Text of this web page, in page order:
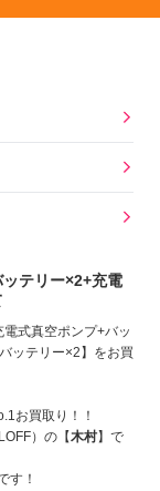
テリー×2+充電
式真空ポンプ+バッ
ッテリー×2 】をお買
買取り！！
）の【木村】で
す！